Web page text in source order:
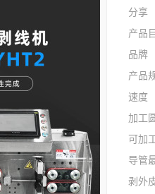
分享
产品
品牌
产品
速度
加工
可加
导管
剥外